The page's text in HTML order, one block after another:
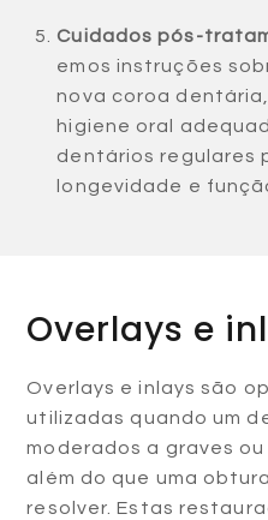
Cuidados pós-
emos instruções
nova coroa
higiene oral
dentários regulares
longevidade e
Overlays e
Overlays e inlays são
utilizadas quando um
moderados a graves
além do que uma
resolver. Estas